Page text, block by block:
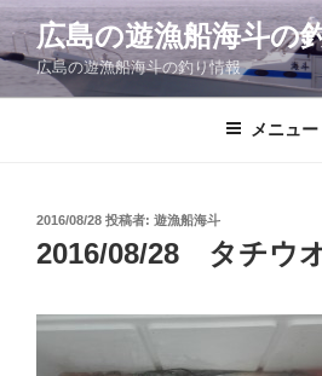
コ
ン
ン
広島の遊漁船海斗の
広島の遊漁船海斗の釣り情報
メニュー
投
稿
日:
2016/08/28 投稿者: 遊漁船海斗
2016/08/28 タチウ